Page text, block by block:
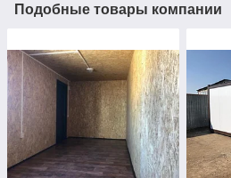
Подобные товары компании